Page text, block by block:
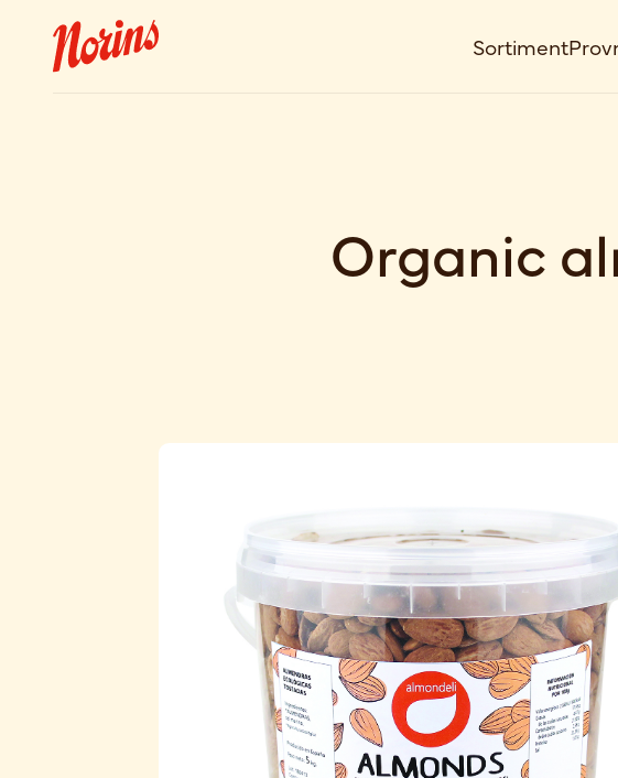
Sortiment
Organic